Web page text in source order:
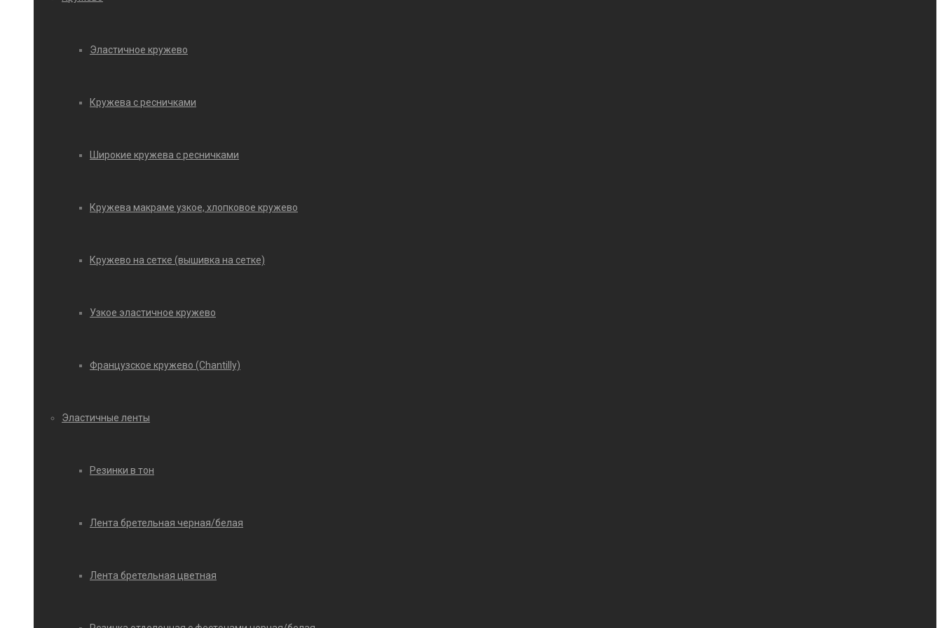
Эластичное кружево
Кружева с ресничками
Широкие кружева с ресничками
Кружева макраме узкое, хлопковое кружево
Кружево на сетке (вышивка на сетке)
Узкое эластичное кружево
Французское кружево (Chantilly)
Эластичные ленты
Резинки в тон
Лента бретельная черная/белая
Лента бретельная цветная